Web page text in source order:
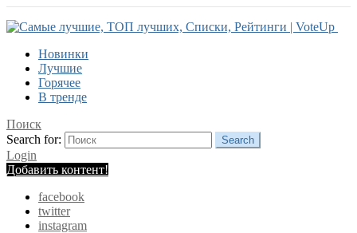
Новинки
Лучшие
Горячее
В тренде
Поиск
Search for:
Search
Login
Добавить контент!
facebook
twitter
instagram